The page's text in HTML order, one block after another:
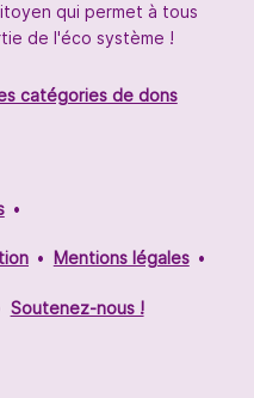
qui permet à tous
de l'éco système !
catégories de dons
Mentions légales
Soutenez-nous !